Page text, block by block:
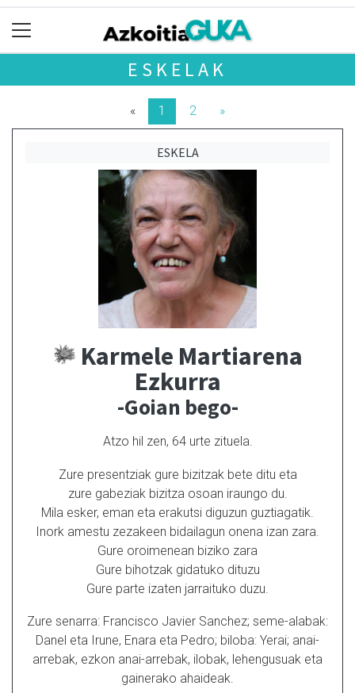
ESKELAK
« 1 2 »
ESKELA
Karmele Martiarena
Ezkurra
-Goian bego-
Atzo hil zen, 64 urte zituela.
Zure presentziak gure bizitzak bete ditu eta
zure gabeziak bizitza osoan iraungo du.
Mila esker, eman eta erakutsi diguzun guztiagatik.
Inork amestu zezakeen bidailagun onena izan zara.
Gure oroimenean biziko zara
Gure bihotzak gidatuko dituzu
Gure parte izaten jarraituko duzu.
Zure senarra: Francisco Javier Sanchez; seme-alabak:
Danel eta Irune, Enara eta Pedro; biloba: Yerai; anai-
arrebak, ezkon anai-arrebak, ilobak, lehengusuak eta
gainerako ahaideak.